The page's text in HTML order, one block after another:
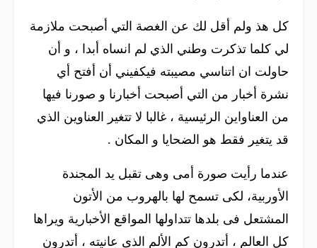
كل هذ ولم أقل لك عن الغصة التي أصبحت ملازمة
لي كلما تذكرت وطني الذي لم انساه أبدا ، و أن
حاولت ان اتناسي مصيبته فيكفيني أن أفتح أي
نشرة أخبار من التي أصبحت أخبارنا و صورنا فيها
من العناواين الرئيسية ، غالبا لا تتغير العناوين الذي
قد يتغير فقط هو الضحايا و المكان .
عندما رأيت صورة أمى وهى تقبل يد المجندة
الأوربية، لكى تسمح لها بالهروب من الأتون
المشتعل فى بلدها تتداولها المواقع الأخبارية ويراها
كل العالم ، أتدرون كم الألم الذى عانيته ، أتدرون